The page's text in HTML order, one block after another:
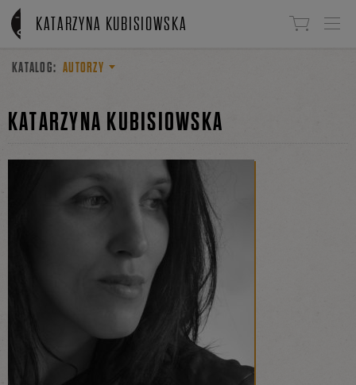
Linki do przejścia
KATARZYNA KUBISIOWSKA
KATALOG: AUTORZY
KATARZYNA KUBISIOWSKA